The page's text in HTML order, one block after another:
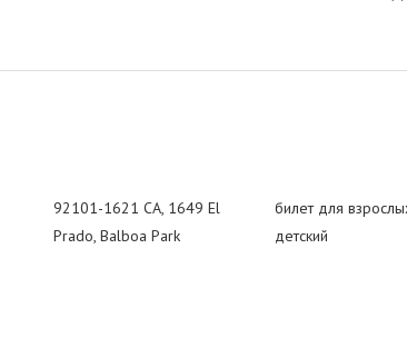
92101-1621 СА, 1649 El
Prado, Balboa Park
билет для
детский